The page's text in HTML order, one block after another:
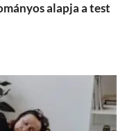
alapja a test